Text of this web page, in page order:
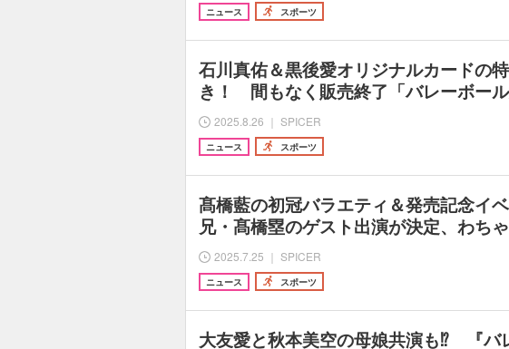
ニュース スポーツ
石川真佑＆黒後愛オリジナルカードの
き！ 間もなく販売終了「バレーボー
2025.8.26 ｜ SPICER
ニュース スポーツ
髙橋藍の初冠バラエティ＆発売記念イベ
兄・髙橋塁のゲスト出演が決定、わち
2025.7.25 ｜ SPICER
ニュース スポーツ
大友愛と秋本美空の母娘共演も⁉ 『バ